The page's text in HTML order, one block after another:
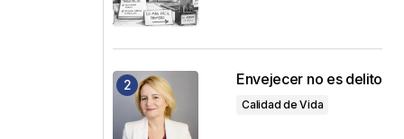
Envejecer no es delito
Calidad de Vida